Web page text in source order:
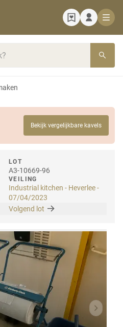
Bekijk vergelijkbare kavels
LOT
A3-10669-96
VEILING
Industrial kitchen - Heverlee -
07/04/2023
Volgend lot